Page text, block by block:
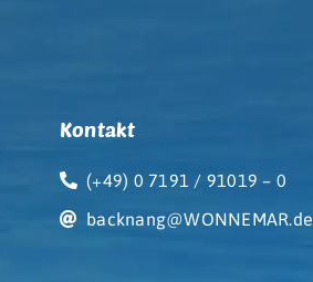
Kontakt
(+49) 0 7191 / 91019 – 0
backnang@WONNEMAR.de